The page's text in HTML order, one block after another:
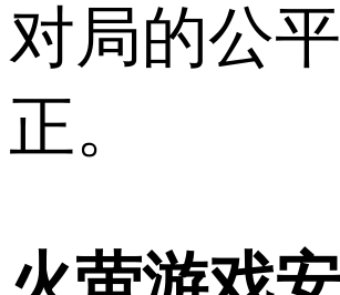
对局的公
正。